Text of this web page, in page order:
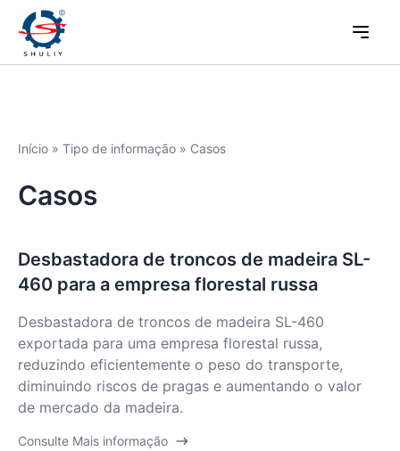
Início » Tipo de informação » Casos
Casos
Desbastadora de troncos de madeira SL-
460 para a empresa florestal russa
Desbastadora de troncos de madeira SL-460
exportada para uma empresa florestal russa,
reduzindo eficientemente o peso do transporte,
diminuindo riscos de pragas e aumentando o valor
de mercado da madeira.
Consulte Mais informação